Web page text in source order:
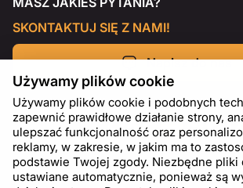
SKONTAKTUJ SIĘ Z NAMI!
Napisz do nas
Używamy plików cookie
Używamy plików cookie i podobnych
zapewnić prawidłowe działanie strony,
ulepszać funkcjonalność oraz
reklamy, w zakresie, w jakim ma to
podstawie Twojej zgody. Niezbędne pliki
ustawiane automatycznie, ponieważ są